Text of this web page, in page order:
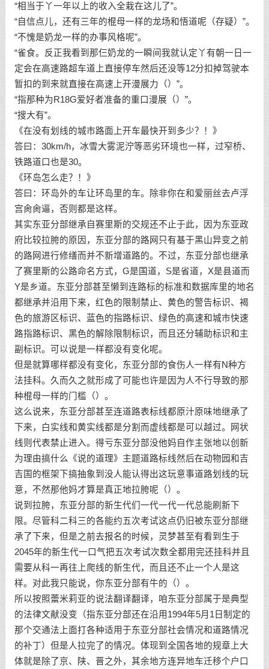
“相当于丫一年以上的收入全栽在这儿了”。
“自信点儿，还有三年的棍母一样的龙场和悟道呢（存疑）”。
“不愧是奶龙一样的办事风格呢”。
“雀食。反正我看到那仨奶龙的一瞬间我就认定丫有朝一日一
定会在高速路超车道上直接停车然后还没等12分扣掉驾驶本
暂扣的到来就直接在高速上开漫展力（）”。
“指那种为R18G爱好者准备的重口漫展（）”。
“搜大有”。
《在没有划线的城市路面上开车最快开到多少？！》
答曰：30km/h，冰雪大雾泥泞等恶劣环境也一样，过窄桥、
铁路道口也是30。
《环岛怎么走？！》
答曰：环岛外的车让环岛里的车。除非你在和爱丽丝去卢浮
宫肏肏逼，否则都是这样。
其实东亚分部继承自赛里斯的交规还不止于此，因为东亚政
府比较拉胯的原因，东亚分部的路网只有基于黑山异变之前
的路网进行修缮而并不新增道路的。不过，东亚分部也继承
了赛里斯的公路命名方式，G是国道，S是省道，X是县道而
Y是乡道。东亚分部甚至懒到连路标的标准和数据库里的地名
都继承并沿用下来，红色的限制禁止、黄色的警告标识、褐
色的旅游区标识、蓝色的指路标识、绿色的高速和城市快速
路指路标识、黑色的解除限制标识，而且还分辅助标识和主
副标识。可以说是一样都没有变化呢。
但是就算哪样都没有变化，东亚分部的食伤人一样有N种方
法挂科。久而久之就形成了可能也许是因为人不行导致的那
种棍母一样的门槛（）。
这么说来，东亚分部甚至连道路表标线都原汁原味地继承了
下来，白实线和黄实线都是分割而虚线都是可以越过。网状
线则代表禁止进入。得亏东亚分部没他妈自作主张地以创新
为理由搞什么《说的道理》主题道路标线然后在动物园和吉
吉国的框架下搞抽象到没人能认得出这玩意事道路划线的玩
意，不然那他妈才算是真正地拉胯呢（）。
说到拉胯，东亚分部的新生代们一代一代一代总能刷新下
限。尽管科二科三的各能约五次考试这点仍旧被东亚分部继
承了下来，但是之前去报名的时候，灵梦甚至有看到生于
2045年的新生代一口气把五次考试次数全都用完还挂科并且
需要从科一再往上爬线的新生代，而且还不止一个人是这
样。对此我只能说，你东亚分部有牛的（）。
所以按照蕾米莉亚的说法翻译翻译，咱东亚分部属于是典型
的法律文献没变（指东亚分部还在沿用1994年5月1日制定的
那个交通法上面打各种适用于东亚分部社会情况和道路情况
的补丁）但是人拉完了的情况。体现到全国各地的规章上大
体就是除了京、陕、晋之外，其余地方连异地车迁移个户口